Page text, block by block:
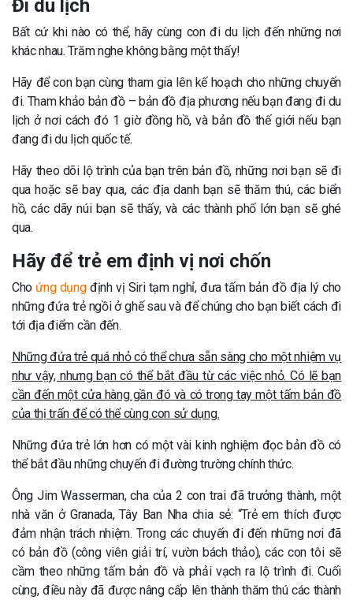
Đi du lịch
Bất cứ khi nào có thể, hãy cùng con đi du lịch đến những nơi
khác nhau. Trăm nghe không bằng một thấy!
Hãy để con bạn cùng tham gia lên kế hoạch cho những chuyến
đi. Tham khảo bản đồ – bản đồ địa phương nếu bạn đang đi du
lịch ở nơi cách đó 1 giờ đồng hồ, và bản đồ thế giới nếu bạn
đang đi du lịch quốc tế.
Hãy theo dõi lộ trình của bạn trên bản đồ, những nơi bạn sẽ đi
qua hoặc sẽ bay qua, các địa danh bạn sẽ thăm thú, các biển
hồ, các dãy núi bạn sẽ thấy, và các thành phố lớn bạn sẽ ghé
qua.
Hãy để trẻ em định vị nơi chốn
Cho ứng dụngđịnh vị Siri tạm nghỉ, đưa tấm bản đồ địa lý cho
những đứa trẻ ngồi ở ghế sau và để chúng cho bạn biết cách đi
tới địa điểm cần đến.
Những đứa trẻ quá nhỏ có thể chưa sẵn sàng cho một nhiệm vụ
như vậy, nhưng bạn có thể bắt đầu từ các việc nhỏ. Có lẽ bạn
cần đến một cửa hàng gần đó và có trong tay một tấm bản đồ
của thị trấn để có thể cùng con sử dụng.
Những đứa trẻ lớn hơn có một vài kinh nghiệm đọc bản đồ có
thể bắt đầu những chuyến đi đường trường chính thức.
Ông Jim Wasserman, cha của 2 con trai đã trưởng thành, một
nhà văn ở Granada, Tây Ban Nha chia sẻ: “Trẻ em thích được
đảm nhận trách nhiệm. Trong các chuyến đi đến những nơi đã
có bản đồ (công viên giải trí, vườn bách thảo), các con tôi sẽ
cầm theo những tấm bản đồ và phải vạch ra lộ trình đi. Cuối
cùng, điều này đã được nâng cấp lên thành thăm thú các thành